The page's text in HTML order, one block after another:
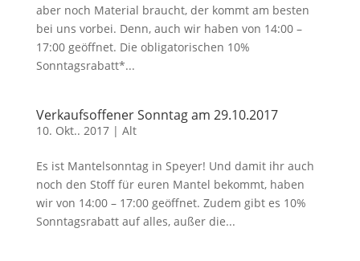
aber noch Material braucht, der kommt am besten
bei uns vorbei. Denn, auch wir haben von 14:00 –
17:00 geöffnet. Die obligatorischen 10%
Sonntagsrabatt*...
Verkaufsoffener Sonntag am 29.10.2017
10. Okt.. 2017| Alt
Es ist Mantelsonntag in Speyer! Und damit ihr auch
noch den Stoff für euren Mantel bekommt, haben
wir von 14:00 – 17:00 geöffnet. Zudem gibt es 10%
Sonntagsrabatt auf alles, außer die...